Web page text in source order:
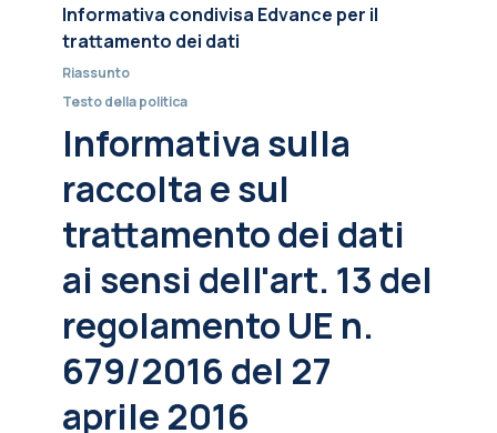
Informativa condivisa Edvance per il
trattamento dei dati
Riassunto
Testo della politica
Informativa sulla
raccolta e sul
trattamento dei dati
ai sensi dell'art. 13 del
regolamento UE n.
679/2016 del 27
aprile 2016